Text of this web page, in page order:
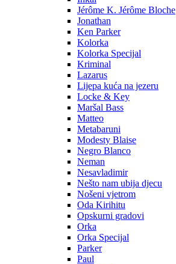
Jérôme K. Jérôme Bloche
Jonathan
Ken Parker
Kolorka
Kolorka Specijal
Kriminal
Lazarus
Lijepa kuća na jezeru
Locke & Key
Maršal Bass
Matteo
Metabaruni
Modesty Blaise
Negro Blanco
Neman
Nesavladimir
Nešto nam ubija djecu
Nošeni vjetrom
Oda Kirihitu
Opskurni gradovi
Orka
Orka Specijal
Parker
Paul